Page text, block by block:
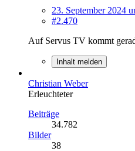
23. September 2024
#2.470
Auf Servus TV kommt
Inhalt melden
Christian Weber
Erleuchteter
Beiträge
34.782
Bilder
38